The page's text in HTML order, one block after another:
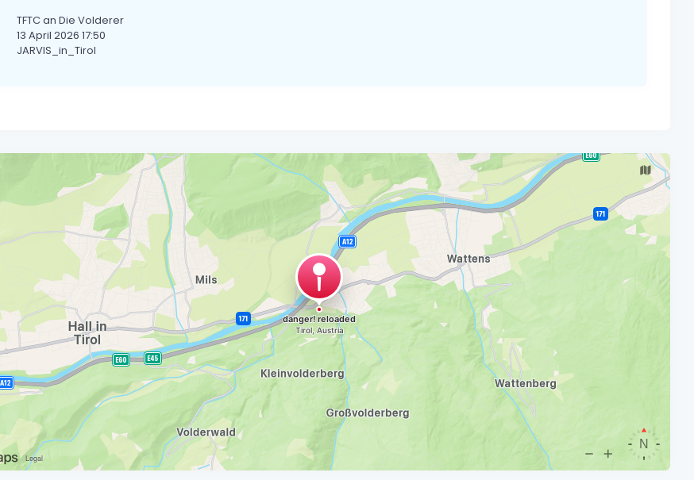
TFTC an Die Volderer
13 April 2026 17:50
JARVIS_in_Tirol